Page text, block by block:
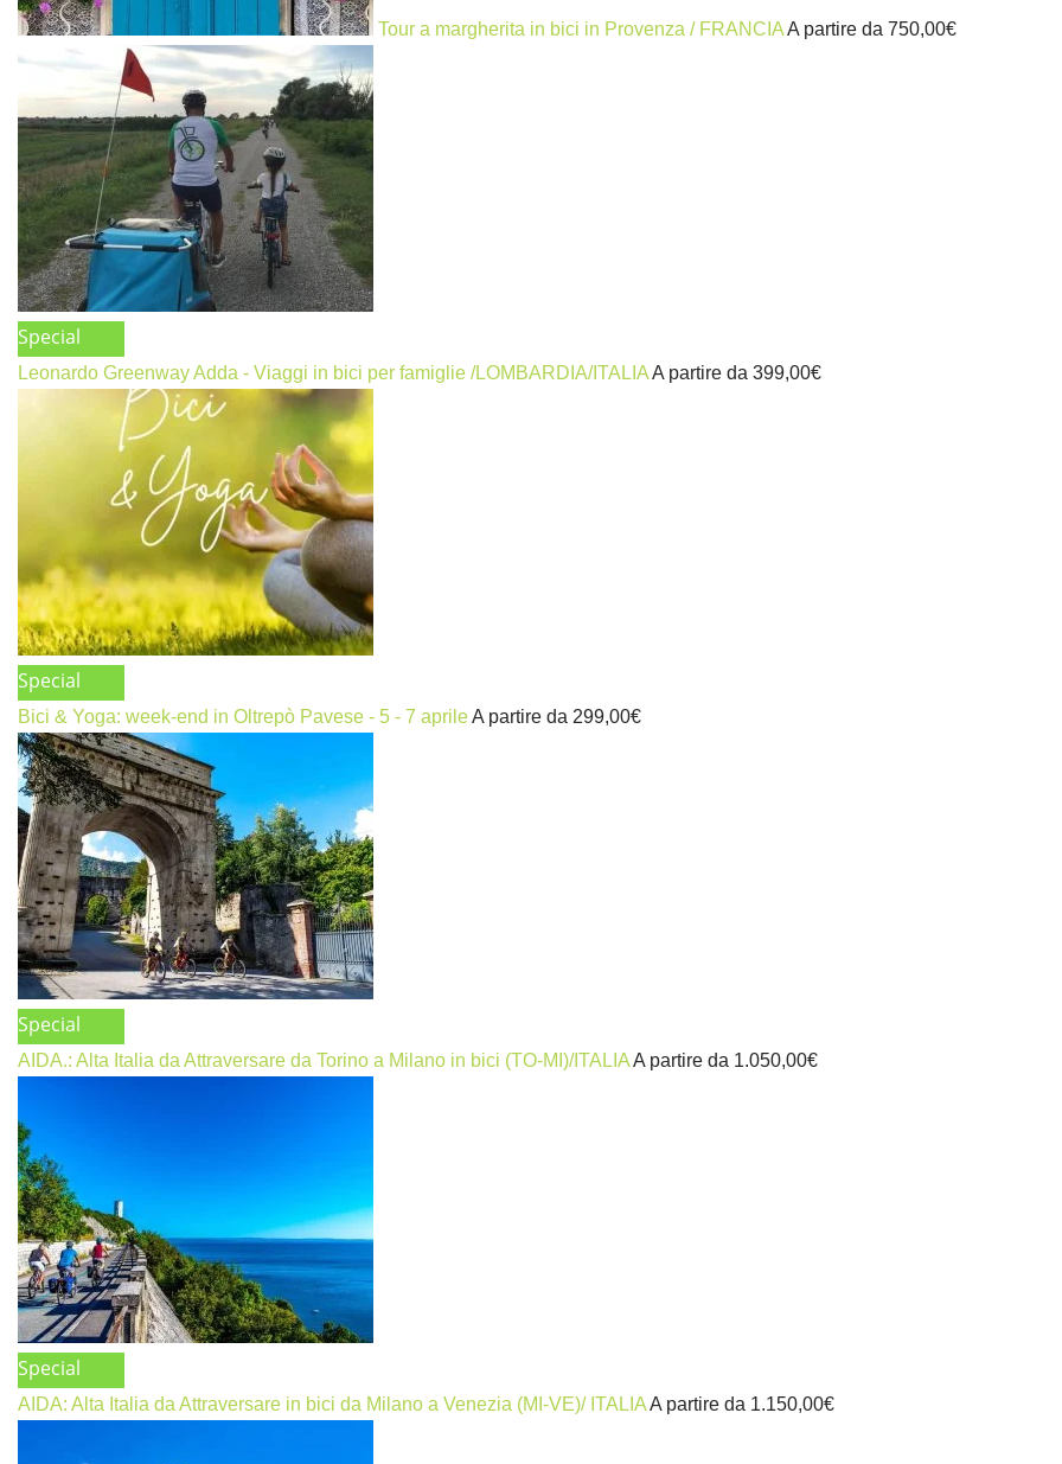
Tour a margherita in bici in Provenza / FRANCIAA partire da 750,00€
Special
Leonardo Greenway Adda - Viaggi in bici per famiglie /LOMBARDIA/ITALIAA partire da 399,00€
Special
Bici & Yoga: week-end in Oltrepò Pavese - 5 - 7 aprileA partire da 299,00€
Special
AIDA.: Alta Italia da Attraversare da Torino a Milano in bici (TO-MI)/ITALIAA partire da 1.050,00€
Special
AIDA: Alta Italia da Attraversare in bici da Milano a Venezia (MI-VE)/ ITALIAA partire da 1.150,00€